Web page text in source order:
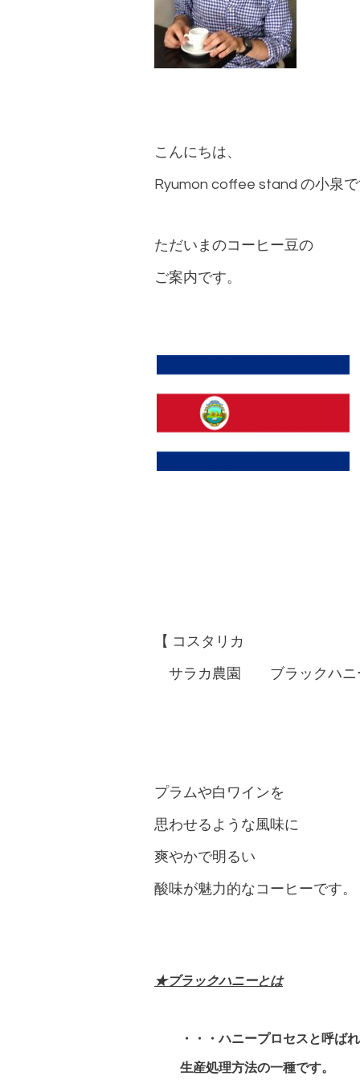
こんにちは、
Ryumon coffee stand の小泉
ただいまのコーヒー豆の
ご案内です。
【 コスタリカ
サラカ農園 ブラックハ
プラムや白ワインを
思わせるような風味に
爽やかで明るい
酸味が魅力的なコーヒーです。
★ブラックハニーとは
・・・ハニープロセスと呼ばれ
生産処理方法の一種です。